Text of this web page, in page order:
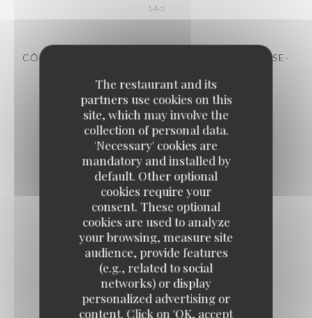
The restaurant and its
partners use cookies on this
site, which may involve the
collection of personal data.
'Necessary' cookies are
mandatory and installed by
default. Other optional
cookies require your
consent. These optional
cookies are used to analyze
your browsing, measure site
audience, provide features
(e.g., related to social
networks) or display
personalized advertising or
content. Click on 'OK, accept
14 cl
CÔTES DE PROVENCE -AOP –LAMPE DE MÉDUSE-
12,00 EUR
14 cl
Les rouges
CÔTES-DU-RHÔNE MAISON DELAS 2022
7,00 EUR
LANGUEDOC DOMAINE DE L'OSTAL 2022
8,00 EUR